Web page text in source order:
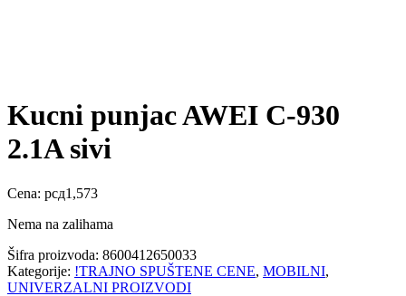
Kucni punjac AWEI C-930
2.1A sivi
Cena: рсд1,573
Nema na zalihama
Šifra proizvoda: 8600412650033
Kategorije: !TRAJNO SPUŠTENE CENE, MOBILNI,
UNIVERZALNI PROIZVODI